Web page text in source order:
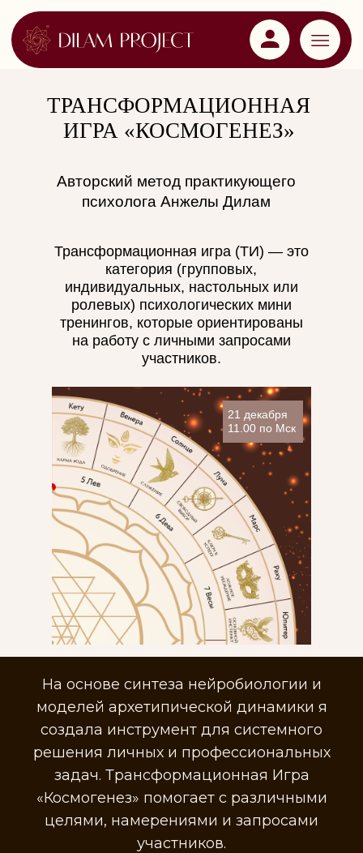
21 декабря
11.00 по Мск
ТРАНСФОРМАЦИОННАЯ
ИГРА «КОСМОГЕНЕЗ»
Авторский метод практикующего
психолога Анжелы Дилам
Трансформационная игра (ТИ) — это
категория (групповых,
индивидуальных, настольных или
ролевых) психологических мини
тренингов, которые ориентированы
на работу с личными запросами
участников.
На основе синтеза нейробиологии и
моделей архетипической динамики я
создала инструмент для системного
решения личных и профессиональных
задач. Трансформационная Игра
«Космогенез» помогает с различными
целями, намерениями и запросами
участников.